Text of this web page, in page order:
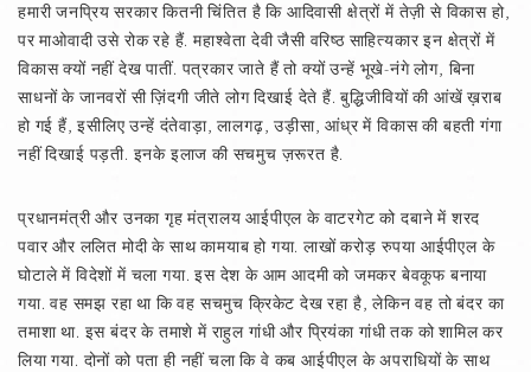
हमारी जनप्रिय सरकार कितनी चिंतित है कि आदिवासी क्षेत्रों में तेज़ी से विकास हो,
पर माओवादी उसे रोक रहे हैं. महाश्वेता देवी जैसी वरिष्ठ साहित्यकार इन क्षेत्रों में
विकास क्यों नहीं देख पातीं. पत्रकार जाते हैं तो क्यों उन्हें भूखे-नंगे लोग, बिना
साधनों के जानवरों सी ज़िंदगी जीते लोग दिखाई देते हैं. बुद्धिजीवियों की आंखें ख़राब
हो गई हैं, इसीलिए उन्हें दंतेवाड़ा, लालगढ़, उड़ीसा, आंध्र में विकास की बहती गंगा
नहीं दिखाई पड़ती. इनके इलाज की सचमुच ज़रूरत है.
प्रधानमंत्री और उनका गृह मंत्रालय आईपीएल के वाटरगेट को दबाने में शरद
पवार और ललित मोदी के साथ कामयाब हो गया. लाखों करोड़ रुपया आईपीएल के
घोटाले में विदेशों में चला गया. इस देश के आम आदमी को जमकर बेवकूफ बनाया
गया. वह समझ रहा था कि वह सचमुच क्रिकेट देख रहा है, लेकिन वह तो बंदर का
तमाशा था. इस बंदर के तमाशे में राहुल गांधी और प्रियंका गांधी तक को शामिल कर
लिया गया. दोनों को पता ही नहीं चला कि वे कब आईपीएल के अपराधियों के साथ